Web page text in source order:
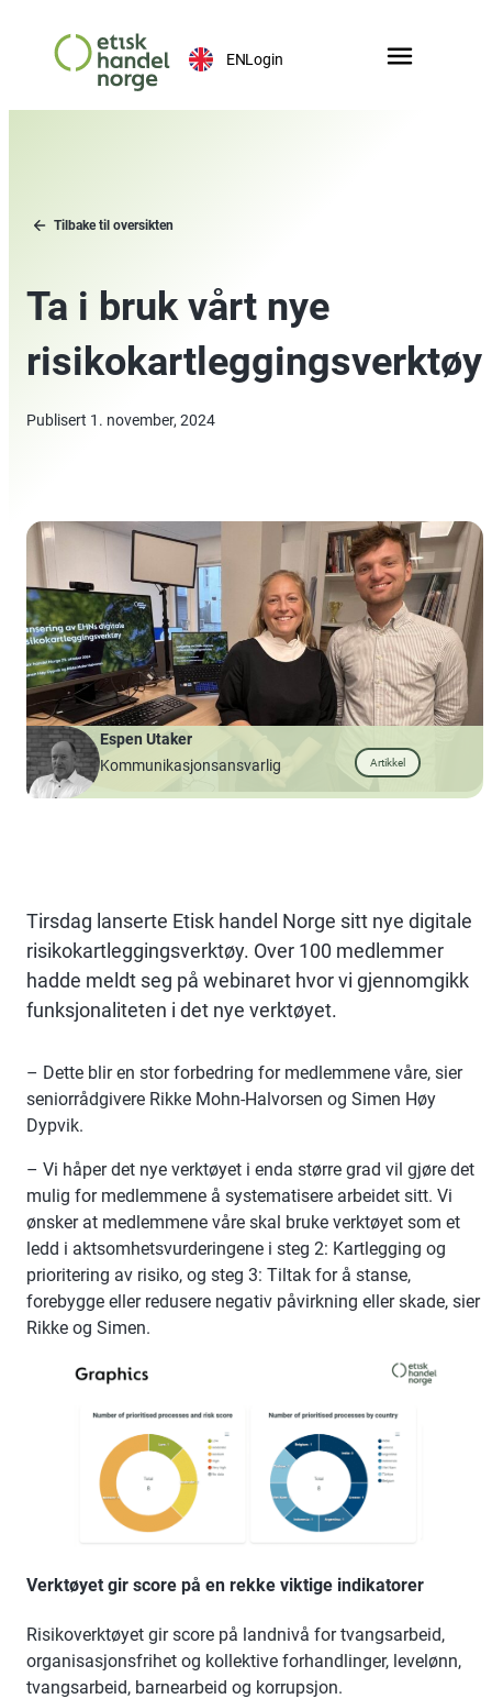
ENLogin
Tilbake til oversikten
Ta i bruk vårt nye
risikokartleggingsverktøy
Publisert 1. november, 2024
Espen Utaker
Kommunikasjonsansvarlig
Artikkel
Tirsdag lanserte Etisk handel Norge sitt nye digitale
risikokartleggingsverktøy. Over 100 medlemmer
hadde meldt seg på webinaret hvor vi gjennomgikk
funksjonaliteten i det nye verktøyet.
– Dette blir en stor forbedring for medlemmene våre, sier
seniorrådgivere Rikke Mohn-Halvorsen og Simen Høy
Dypvik.
– Vi håper det nye verktøyet i enda større grad vil gjøre det
mulig for medlemmene å systematisere arbeidet sitt. Vi
ønsker at medlemmene våre skal bruke verktøyet som et
ledd i aktsomhetsvurderingene i steg 2: Kartlegging og
prioritering av risiko, og steg 3: Tiltak for å stanse,
forebygge eller redusere negativ påvirkning eller skade, sier
Rikke og Simen.
Verktøyet gir score på en rekke viktige indikatorer
Risikoverktøyet gir score på landnivå for tvangsarbeid,
organisasjonsfrihet og kollektive forhandlinger, levelønn,
tvangsarbeid, barnearbeid og korrupsjon.